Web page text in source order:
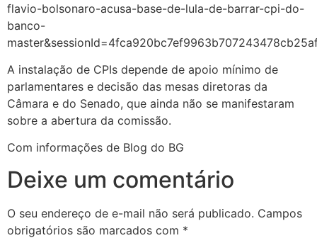
flavio-bolsonaro-acusa-base-de-lula-de-barrar-cpi-do-
banco-
A instalação de CPIs depende de apoio mínimo de
parlamentares e decisão das mesas diretoras da
Câmara e do Senado, que ainda não se manifestaram
sobre a abertura da comissão.
Com informações de Blog do BG
Deixe um comentário
O seu endereço de e-mail não será publicado. Campos
obrigatórios são marcados com *